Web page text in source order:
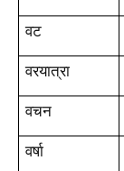
वट
वरयात्रा
वचन
वर्षा